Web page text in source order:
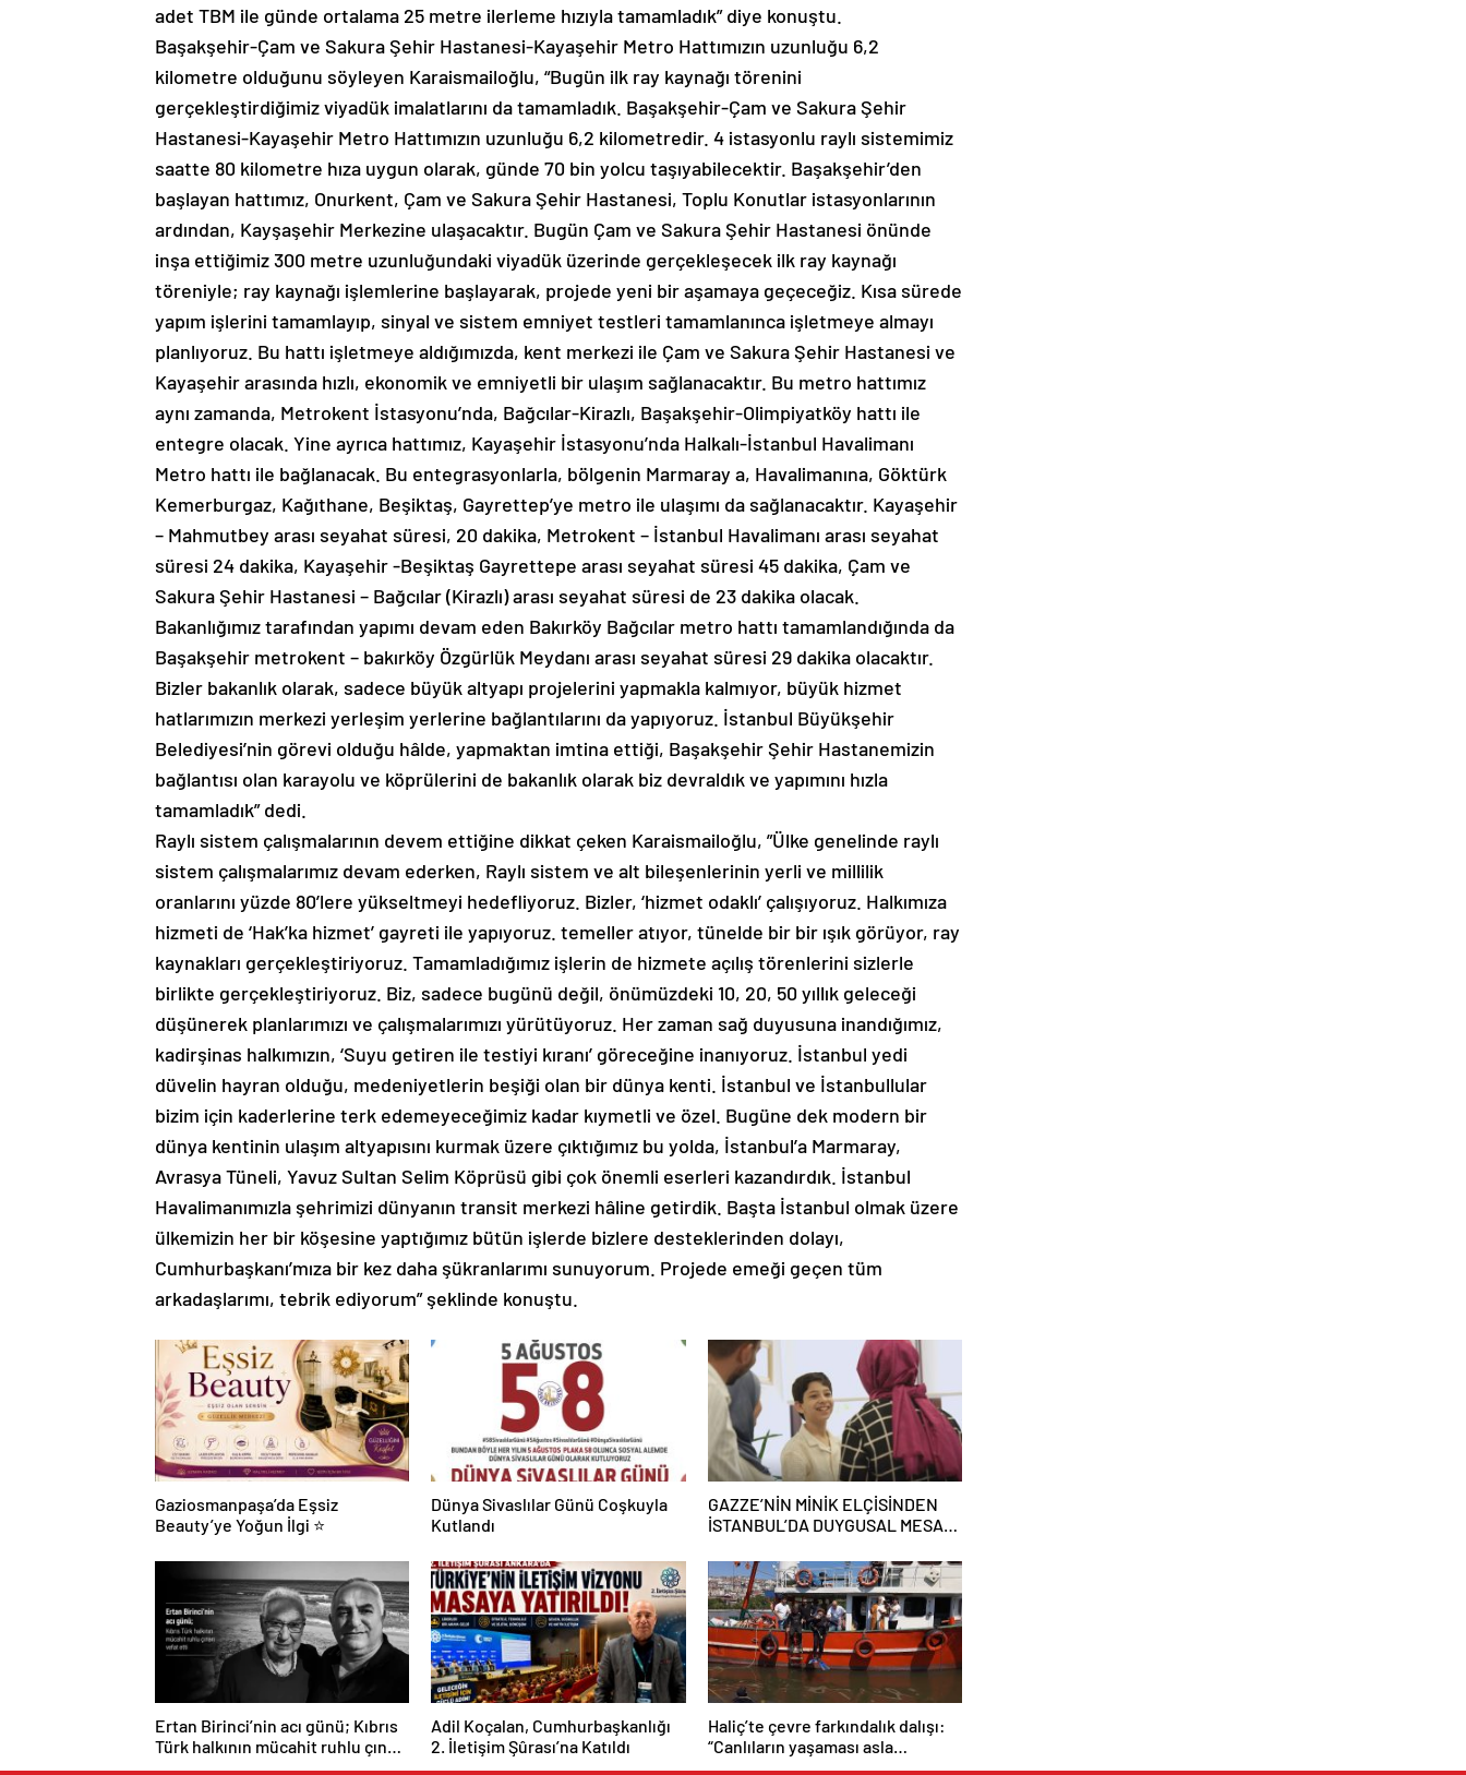
adet TBM ile günde ortalama 25 metre ilerleme hızıyla tamamladık” diye konuştu.
Başakşehir-Çam ve Sakura Şehir Hastanesi-Kayaşehir Metro Hattımızın uzunluğu 6,2
kilometre olduğunu söyleyen Karaismailoğlu, “Bugün ilk ray kaynağı törenini
gerçekleştirdiğimiz viyadük imalatlarını da tamamladık. Başakşehir-Çam ve Sakura Şehir
Hastanesi-Kayaşehir Metro Hattımızın uzunluğu 6,2 kilometredir. 4 istasyonlu raylı sistemimiz
saatte 80 kilometre hıza uygun olarak, günde 70 bin yolcu taşıyabilecektir. Başakşehir’den
başlayan hattımız, Onurkent, Çam ve Sakura Şehir Hastanesi, Toplu Konutlar istasyonlarının
ardından, Kayşaşehir Merkezine ulaşacaktır. Bugün Çam ve Sakura Şehir Hastanesi önünde
inşa ettiğimiz 300 metre uzunluğundaki viyadük üzerinde gerçekleşecek ilk ray kaynağı
töreniyle; ray kaynağı işlemlerine başlayarak, projede yeni bir aşamaya geçeceğiz. Kısa sürede
yapım işlerini tamamlayıp, sinyal ve sistem emniyet testleri tamamlanınca işletmeye almayı
planlıyoruz. Bu hattı işletmeye aldığımızda, kent merkezi ile Çam ve Sakura Şehir Hastanesi ve
Kayaşehir arasında hızlı, ekonomik ve emniyetli bir ulaşım sağlanacaktır. Bu metro hattımız
aynı zamanda, Metrokent İstasyonu’nda, Bağcılar-Kirazlı, Başakşehir-Olimpiyatköy hattı ile
entegre olacak. Yine ayrıca hattımız, Kayaşehir İstasyonu’nda Halkalı-İstanbul Havalimanı
Metro hattı ile bağlanacak. Bu entegrasyonlarla, bölgenin Marmaray a, Havalimanına, Göktürk
Kemerburgaz, Kağıthane, Beşiktaş, Gayrettep’ye metro ile ulaşımı da sağlanacaktır. Kayaşehir
– Mahmutbey arası seyahat süresi, 20 dakika, Metrokent – İstanbul Havalimanı arası seyahat
süresi 24 dakika, Kayaşehir -Beşiktaş Gayrettepe arası seyahat süresi 45 dakika, Çam ve
Sakura Şehir Hastanesi – Bağcılar (Kirazlı) arası seyahat süresi de 23 dakika olacak.
Bakanlığımız tarafından yapımı devam eden Bakırköy Bağcılar metro hattı tamamlandığında da
Başakşehir metrokent – bakırköy Özgürlük Meydanı arası seyahat süresi 29 dakika olacaktır.
Bizler bakanlık olarak, sadece büyük altyapı projelerini yapmakla kalmıyor, büyük hizmet
hatlarımızın merkezi yerleşim yerlerine bağlantılarını da yapıyoruz. İstanbul Büyükşehir
Belediyesi’nin görevi olduğu hâlde, yapmaktan imtina ettiği, Başakşehir Şehir Hastanemizin
bağlantısı olan karayolu ve köprülerini de bakanlık olarak biz devraldık ve yapımını hızla
tamamladık” dedi.
Raylı sistem çalışmalarının devem ettiğine dikkat çeken Karaismailoğlu, ”Ülke genelinde raylı
sistem çalışmalarımız devam ederken, Raylı sistem ve alt bileşenlerinin yerli ve millilik
oranlarını yüzde 80’lere yükseltmeyi hedefliyoruz. Bizler, ‘hizmet odaklı’ çalışıyoruz. Halkımıza
hizmeti de ‘Hak’ka hizmet’ gayreti ile yapıyoruz. temeller atıyor, tünelde bir bir ışık görüyor, ray
kaynakları gerçekleştiriyoruz. Tamamladığımız işlerin de hizmete açılış törenlerini sizlerle
birlikte gerçekleştiriyoruz. Biz, sadece bugünü değil, önümüzdeki 10, 20, 50 yıllık geleceği
düşünerek planlarımızı ve çalışmalarımızı yürütüyoruz. Her zaman sağ duyusuna inandığımız,
kadirşinas halkımızın, ‘Suyu getiren ile testiyi kıranı’ göreceğine inanıyoruz. İstanbul yedi
düvelin hayran olduğu, medeniyetlerin beşiği olan bir dünya kenti. İstanbul ve İstanbullular
bizim için kaderlerine terk edemeyeceğimiz kadar kıymetli ve özel. Bugüne dek modern bir
dünya kentinin ulaşım altyapısını kurmak üzere çıktığımız bu yolda, İstanbul’a Marmaray,
Avrasya Tüneli, Yavuz Sultan Selim Köprüsü gibi çok önemli eserleri kazandırdık. İstanbul
Havalimanımızla şehrimizi dünyanın transit merkezi hâline getirdik. Başta İstanbul olmak üzere
ülkemizin her bir köşesine yaptığımız bütün işlerde bizlere desteklerinden dolayı,
Cumhurbaşkanı’mıza bir kez daha şükranlarımı sunuyorum. Projede emeği geçen tüm
arkadaşlarımı, tebrik ediyorum” şeklinde konuştu.
Gaziosmanpaşa’da Eşsiz
Beauty’ye Yoğun İlgi ⭐
Dünya Sivaslılar Günü Coşkuyla
Kutlandı
GAZZE’NİN MİNİK ELÇİSİNDEN
İSTANBUL’DA DUYGUSAL MESAJ:
Ertan Birinci’nin acı günü; Kıbrıs
Türk halkının mücahit ruhlu çınarı
vefat etti
Adil Koçalan, Cumhurbaşkanlığı
2. İletişim Şûrası’na Katıldı
Haliç’te çevre farkındalık dalışı:
“Canlıların yaşaması asla
mümkün değil”